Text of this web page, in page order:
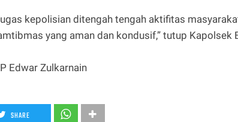
kepolisian ditengah tengah aktifitas
yang aman dan kondusif,” tutup Kapolsek
Edwar Zulkarnain
SHARE